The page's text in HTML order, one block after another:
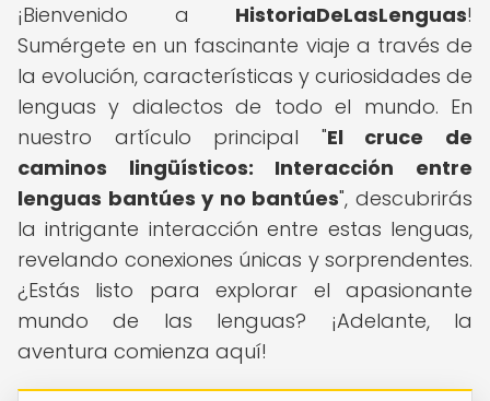
¡Bienvenido a HistoriaDeLasLenguas!
Sumérgete en un fascinante viaje a través de
la evolución, características y curiosidades de
lenguas y dialectos de todo el mundo. En
nuestro artículo principal "El cruce de
caminos lingüísticos: Interacción entre
lenguas bantúes y no bantúes", descubrirás
la intrigante interacción entre estas lenguas,
revelando conexiones únicas y sorprendentes.
¿Estás listo para explorar el apasionante
mundo de las lenguas? ¡Adelante, la
aventura comienza aquí!